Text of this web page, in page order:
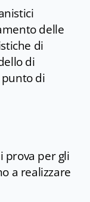
delle
di
di
punto di
prova per gli
a realizzare